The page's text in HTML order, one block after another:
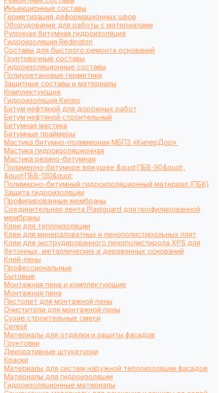
Инъекционные составы
Герметизация деформационных швов
Оборудование для работы с материалами
Рулонная битумная гидроизоляция
Гидроизоляция Redington
Составы для быстрого ремонта оснований
Грунтовочные составы
Гидроизоляционные составы
Полиуретановые герметики
Защитные составы и материалы
Комплектующие
Гидроизоляция Кипер
Битум нефтяной для дорожных работ
Битум нефтяной строительный
Битумная мастика
Битумные праймеры
Мастика битумно-полимерная МБПЗ «КиперДор»
Мастика гидроизоляционная
Мастика резино-битумная
Полимерно-битумное вяжущее &quot;ПБВ-90&quot;,
&quot;ПБВ-130&quot;
Полимерно-битумный гидроизоляционный материал (ПБК)
Защита гидроизоляции
Профилированные мембраны
Соединительная лента Plastguard для профилированной
мембраны
Клеи для теплоизоляции
Клеи для минераловатных и пенополистирольных плит
Клеи для экструдированного пенополистирола XPS для
бетонных, металлических и деревянных оснований
Клей-пены
Профессиональные
Бытовые
Монтажная пена и комплектующие
Монтажная пена
Пистолет для монтажной пены
Очистители для монтажной пены
Сухие строительные смеси
Ceresit
Материалы для отделки и защиты фасадов
Грунтовки
Декоративные штукатурки
Краски
Материалы для систем наружной теплоизоляции фасадов
Материалы для гидроизоляции
Гидроизоляционные материалы